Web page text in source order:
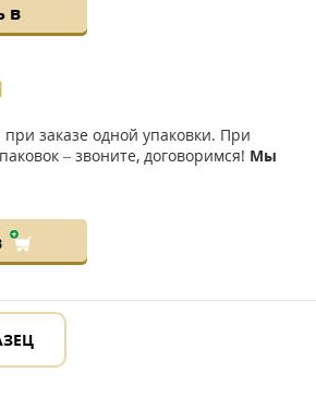
в
заказе одной упаковки. При
– звоните, договоримся! Мы